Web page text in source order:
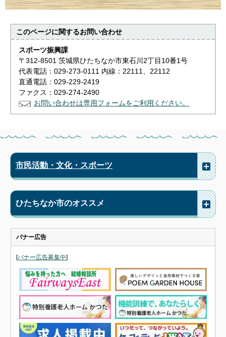
このページに関するお問い合わせ
スポーツ振興課
〒312-8501 茨城県ひたちなか市東石川2丁目10番1号
代表電話：029-273-0111 内線：22111、22112
直通電話：029-229-2419
ファクス：029-274-2490
お問い合わせは専用フォームをご利用ください。
市民活動・文化・スポーツ
ひたちなか市のオススメ
バナー広告
[バナー広告募集中]